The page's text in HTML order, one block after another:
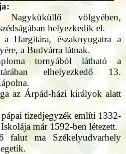
völgyében,
helyezkedik el.
Hargitára, északnyugatra a
a Budvárra látnak.
tornyából látható a
elhelyezkedő 13.
az Árpád-házi királyok alatt
tizedjegyzék említi 1332-
már 1592-ben létezett.
falut ma Székelyudvarhely